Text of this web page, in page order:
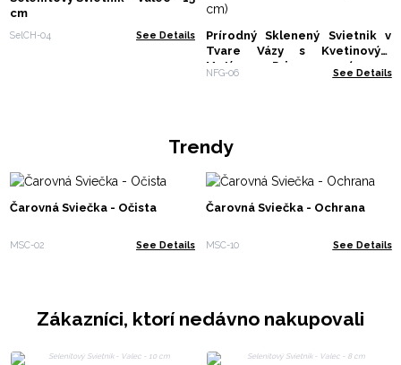
cm
SelCH-04 See Details
Prírodný Sklenený Svietnik v
Tvare Vázy s Kvetinovým
Motívom – Primavera – (12 × 11
NFG-06 See Details
Trendy
Čarovná Sviečka - Očista
MSC-02 See Details
Čarovná Sviečka - Ochrana
MSC-10 See Details
Zákazníci, ktorí nedávno nakupovali